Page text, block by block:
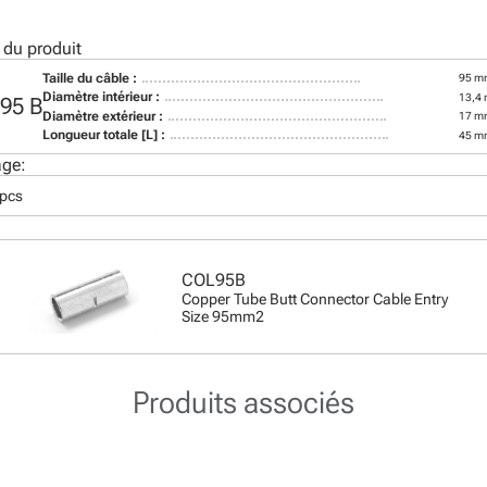
produit
B
Taille du câble : 95
Diamètre intérieur : 13,4
Diamètre extérieur : 17
Longueur totale [L] : 45
COL95B
Copper Tube Butt Connector Cable Entry
Size 95mm2
Produits associés